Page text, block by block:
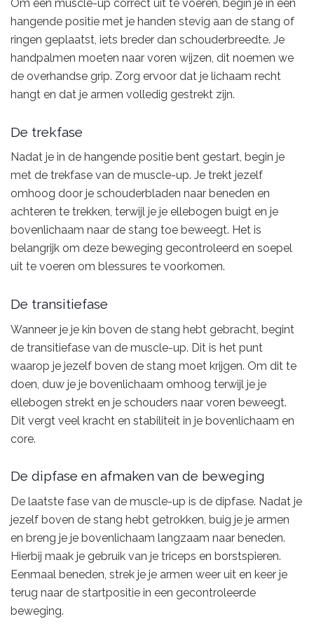
Om een muscle-up correct uit te voeren, begin je in een
hangende positie met je handen stevig aan de stang of
ringen geplaatst, iets breder dan schouderbreedte. Je
handpalmen moeten naar voren wijzen, dit noemen we
de overhandse grip. Zorg ervoor dat je lichaam recht
hangt en dat je armen volledig gestrekt zijn.
De trekfase
Nadat je in de hangende positie bent gestart, begin je
met de trekfase van de muscle-up. Je trekt jezelf
omhoog door je schouderbladen naar beneden en
achteren te trekken, terwijl je je ellebogen buigt en je
bovenlichaam naar de stang toe beweegt. Het is
belangrijk om deze beweging gecontroleerd en soepel
uit te voeren om blessures te voorkomen.
De transitiefase
Wanneer je je kin boven de stang hebt gebracht, begint
de transitiefase van de muscle-up. Dit is het punt
waarop je jezelf boven de stang moet krijgen. Om dit te
doen, duw je je bovenlichaam omhoog terwijl je je
ellebogen strekt en je schouders naar voren beweegt.
Dit vergt veel kracht en stabiliteit in je bovenlichaam en
core.
De dipfase en afmaken van de beweging
De laatste fase van de muscle-up is de dipfase. Nadat je
jezelf boven de stang hebt getrokken, buig je je armen
en breng je je bovenlichaam langzaam naar beneden.
Hierbij maak je gebruik van je triceps en borstspieren.
Eenmaal beneden, strek je je armen weer uit en keer je
terug naar de startpositie in een gecontroleerde
beweging.